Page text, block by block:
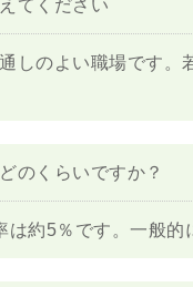
てください
しのよい職場です
のくらいですか？
は約5％です。一般的